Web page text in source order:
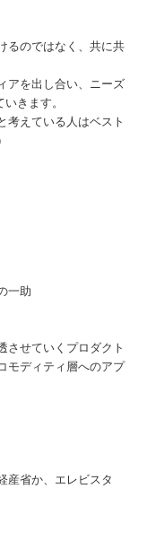
るのではなく、共に共
アを出し合い、ニーズ
きます。
考えている人はベスト
一助
させていくプロダクト
モディティ層へのアプ
産省か、エレビスタ